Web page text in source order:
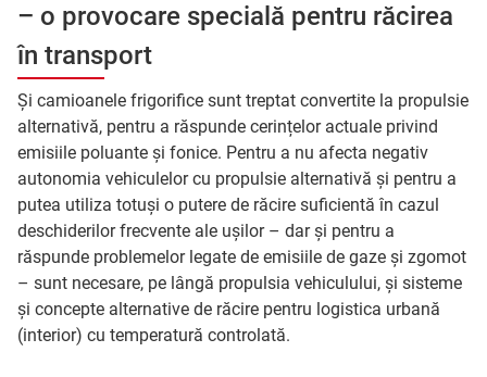
– o provocare specială pentru răcirea
în transport
Și camioanele frigorifice sunt treptat convertite la propulsie
alternativă, pentru a răspunde cerințelor actuale privind
emisiile poluante și fonice. Pentru a nu afecta negativ
autonomia vehiculelor cu propulsie alternativă și pentru a
putea utiliza totuși o putere de răcire suficientă în cazul
deschiderilor frecvente ale ușilor – dar și pentru a
răspunde problemelor legate de emisiile de gaze și zgomot
– sunt necesare, pe lângă propulsia vehiculului, și sisteme
și concepte alternative de răcire pentru logistica urbană
(interior) cu temperatură controlată.